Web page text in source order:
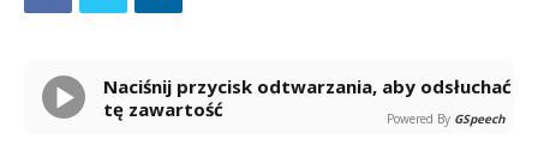
Naciśnij przycisk odtwarzania, aby odsłuchać
tę zawartość
Powered By GSpeech